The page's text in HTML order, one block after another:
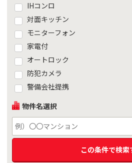
IHコンロ
対面キッチン
モニターフォン
家電付
オートロック
防犯カメラ
警備会社提携
物件名選択